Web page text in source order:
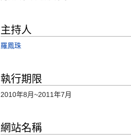
主持人
羅鳳珠
執行期限
2010年8月~2011年7月
網站名稱